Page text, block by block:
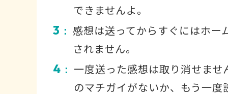
できませんよ。
3 ： 感想は送ってからすぐにはホー
されません。
4 ： 一度送った感想は取り消せませ
のマチガイがないか、もう一度